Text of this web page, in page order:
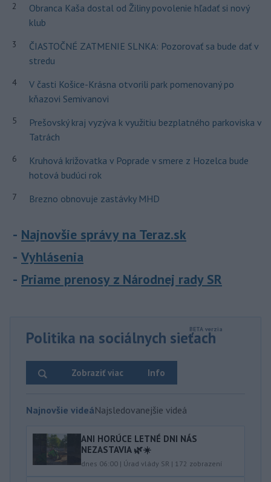
2
Obranca Kaša dostal od Žiliny povolenie hľadať si nový
klub
3
ČIASTOČNÉ ZATMENIE SLNKA: Pozorovať sa bude dať v
stredu
4
V časti Košice-Krásna otvorili park pomenovaný po
kňazovi Semivanovi
5
Prešovský kraj vyzýva k využitiu bezplatného parkoviska v
Tatrách
6
Kruhová križovatka v Poprade v smere z Hozelca bude
hotová budúci rok
7 Brezno obnovuje zastávky MHD
Najnovšie správy na Teraz.sk
Vyhlásenia
Priame prenosy z Národnej rady SR
Politika na sociálnych sieťach
Info
Zobraziť viac
Najnovšie videáNajsledovanejšie videá
ANI HORÚCE LETNÉ DNI NÁS
NEZASTAVIA 🌿☀️
dnes 06:00 | Úrad vlády SR | 172 zobrazení